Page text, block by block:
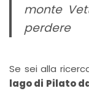
monte
perdere
Se sei alla
lago di Pilato